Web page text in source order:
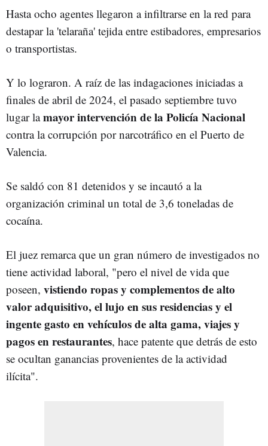
Hasta ocho agentes llegaron a infiltrarse en la red para
destapar la 'telaraña' tejida entre estibadores, empresarios
o transportistas.
Y lo lograron. A raíz de las indagaciones iniciadas a
finales de abril de 2024, el pasado septiembre tuvo
lugar lamayor intervención de la Policía Nacional
contra la corrupción por narcotráfico en el Puerto de
Valencia.
Se saldó con 81 detenidos y se incautó a la
organización criminal un total de 3,6 toneladas de
cocaína.
El juez remarca que un gran número de investigados no
tiene actividad laboral, "pero el nivel de vida que
poseen, vistiendo ropas y complementos de alto
valor adquisitivo, el lujo en sus residencias y el
ingente gasto en vehículos de alta gama, viajes y
pagos en restaurantes, hace patente que detrás de esto
se ocultan ganancias provenientes de la actividad
ilícita".